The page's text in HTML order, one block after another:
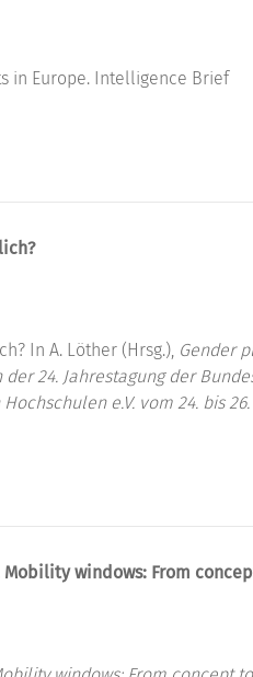
in Europe. Intelligence Brief
In A. Löther (Hrsg.), Gender
24. Jahrestagung der
e.V. vom 24. bis
windows: From